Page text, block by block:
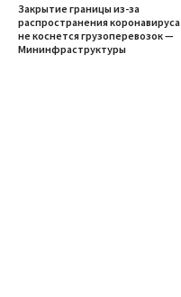
Закрытие границы из-за
распространения коронавируса
не коснется грузоперевозок —
Мининфраструктуры